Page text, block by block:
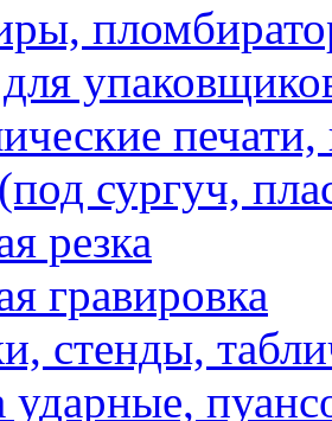
сургуч,
резка
гравировка
стенды,
ударные,